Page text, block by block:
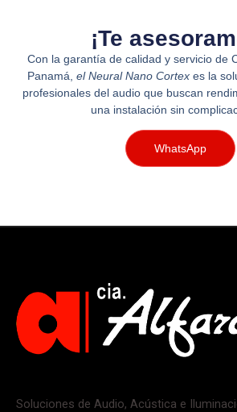
¡Te
Con la garantía de calidad y servicio de
Panamá, el Neural Nano Cortexes la
profesionales del audio que buscan
una instalación sin
WhatsApp
Soluciones de Audio, Acústica e